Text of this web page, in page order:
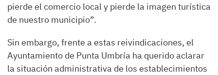
pierde el comercio local y pierde la imagen turística
de nuestro municipio”.
Sin embargo, frente a estas reivindicaciones, el
Ayuntamiento de Punta Umbría ha querido aclarar
la situación administrativa de los establecimientos